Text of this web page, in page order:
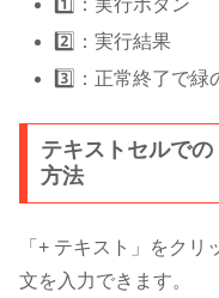
2️⃣：実行結果
3️⃣：正常終了で緑
テキストセルで
方法
「+ テキスト」をク
文を入力できます。